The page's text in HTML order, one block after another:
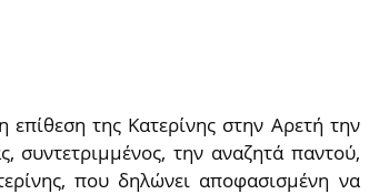
της Κατερίνης στην Αρετή την
συντετριμμένος, την αναζητά παντού,
που δηλώνει αποφασισμένη να